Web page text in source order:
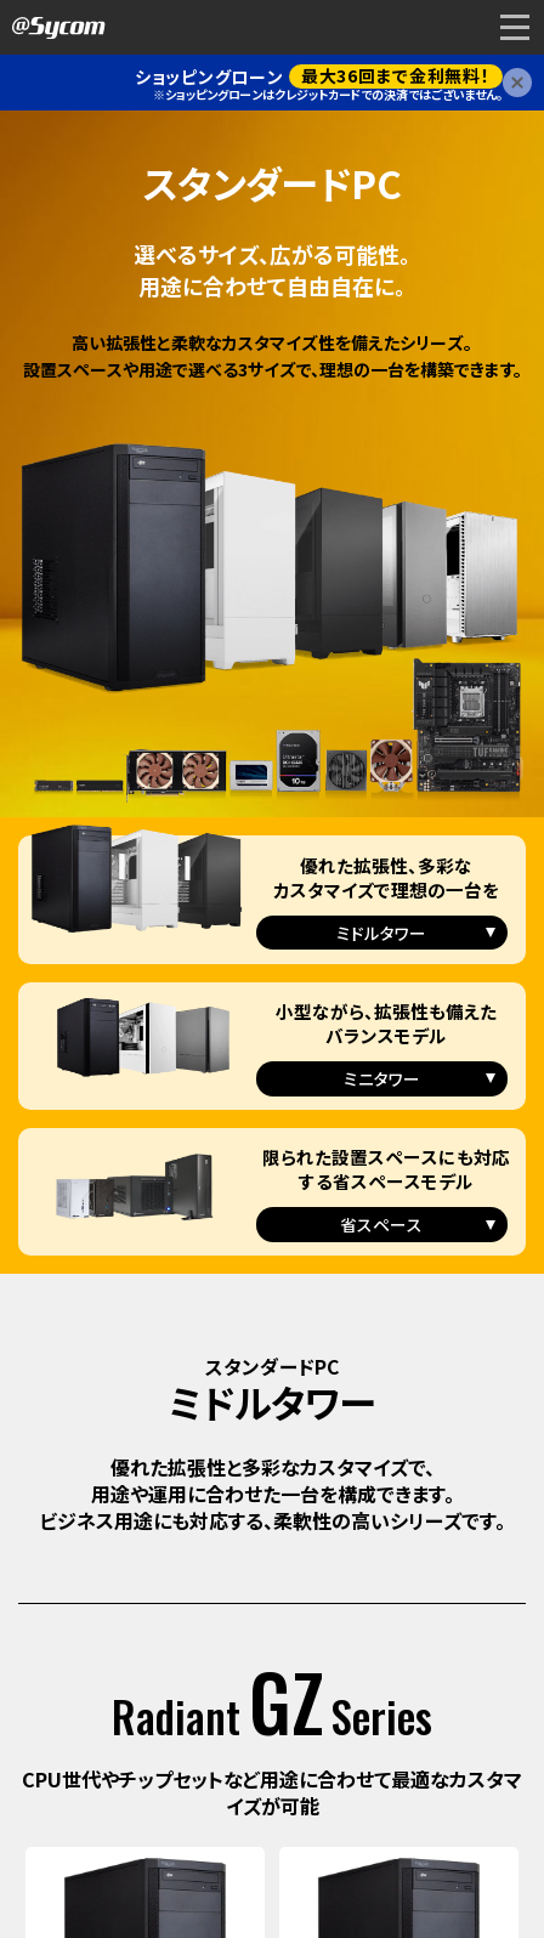
ショッピングローン 最大36回まで金利無料！
※ショッピングローンはクレジットカードでの決済ではございません。
スタンダードPC
選べるサイズ、広がる可能性。
用途に合わせて自由自在に。
高い拡張性と柔軟なカスタマイズ性を備えたシリーズ。
設置スペースや用途で選べる3サイズで、理想の一台を構築できます。
優れた拡張性、多彩な
カスタマイズで理想の一台を
ミドルタワー
小型ながら、拡張性も備えた
バランスモデル
ミニタワー
限られた設置スペースにも対応
する省スペースモデル
省スペース
スタンダードPC
ミドルタワー
優れた拡張性と多彩なカスタマイズで、
用途や運用に合わせた一台を構成できます。
ビジネス用途にも対応する、柔軟性の高いシリーズです。
Radiant GZSeries
CPU世代やチップセットなど用途に合わせて最適なカスタマ
イズが可能